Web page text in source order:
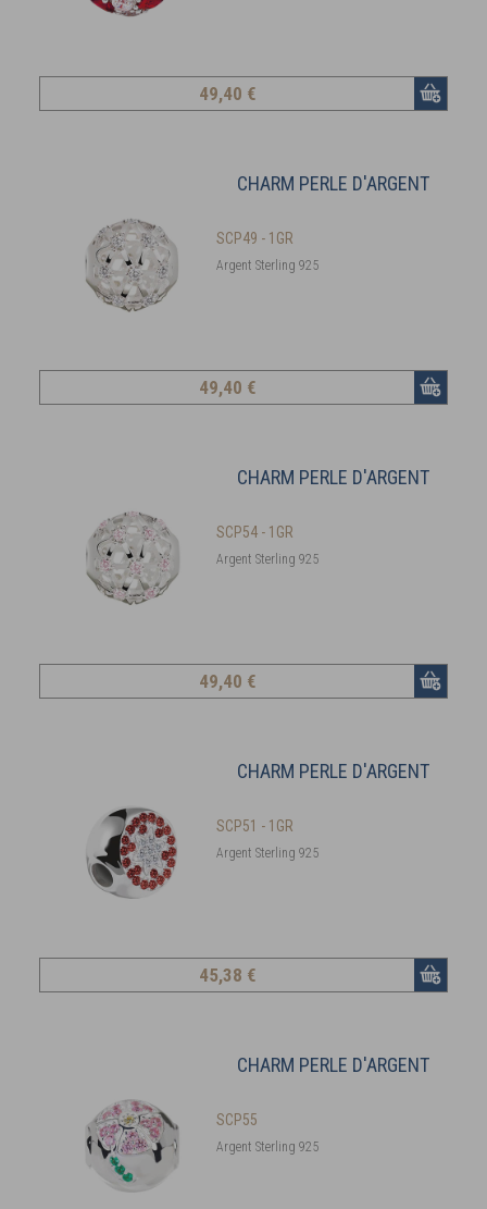
49,40 €
CHARM PERLE D'ARGENT
SCP49 - 1GR
Argent Sterling 925
49,40 €
CHARM PERLE D'ARGENT
SCP54 - 1GR
Argent Sterling 925
49,40 €
CHARM PERLE D'ARGENT
SCP51 - 1GR
Argent Sterling 925
45,38 €
CHARM PERLE D'ARGENT
SCP55
Argent Sterling 925